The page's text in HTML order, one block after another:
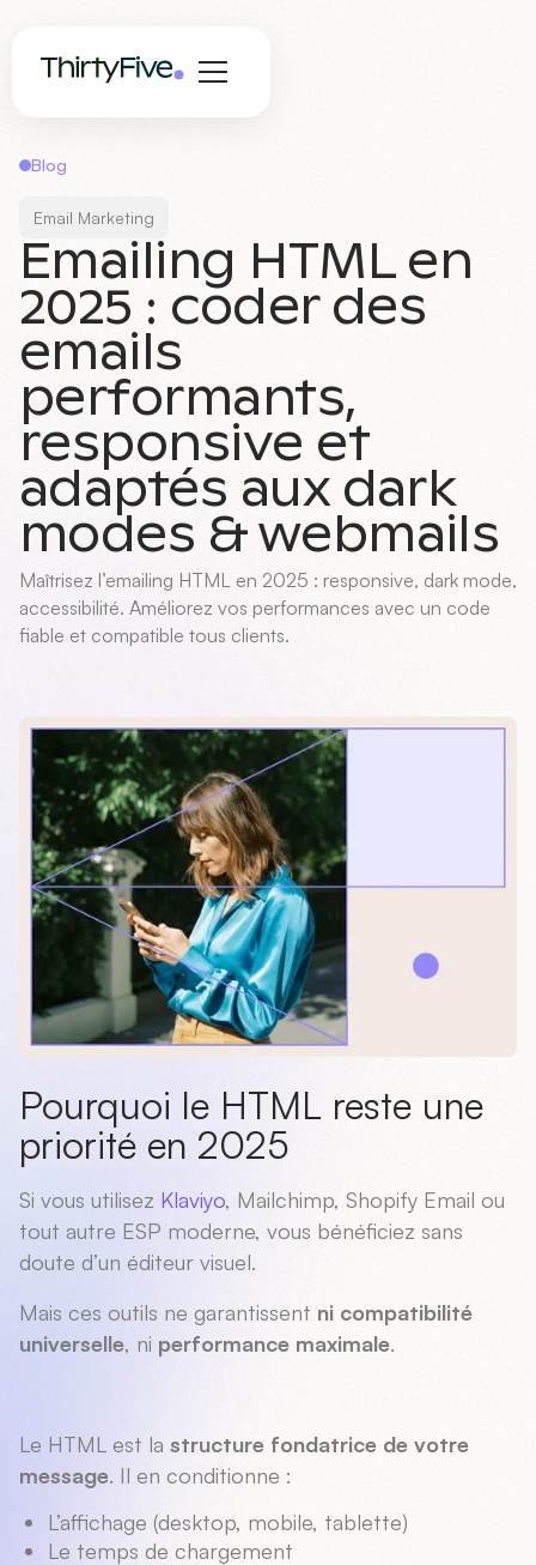
Blog
Email Marketing
Emailing HTML en
2025 : coder des
emails
performants,
responsive et
adaptés aux dark
modes & webmails
Maîtrisez l’emailing HTML en 2025 : responsive, dark mode,
accessibilité. Améliorez vos performances avec un code
fiable et compatible tous clients.
Pourquoi le HTML reste une
priorité en 2025
Si vous utilisez Klaviyo, Mailchimp, Shopify Email ou
tout autre ESP moderne, vous bénéficiez sans
doute d’un éditeur visuel.
Mais ces outils ne garantissent ni compatibilité
universelle, ni performance maximale.
Le HTML est la structure fondatrice de votre
message. Il en conditionne :
L’affichage (desktop, mobile, tablette)
Le temps de chargement